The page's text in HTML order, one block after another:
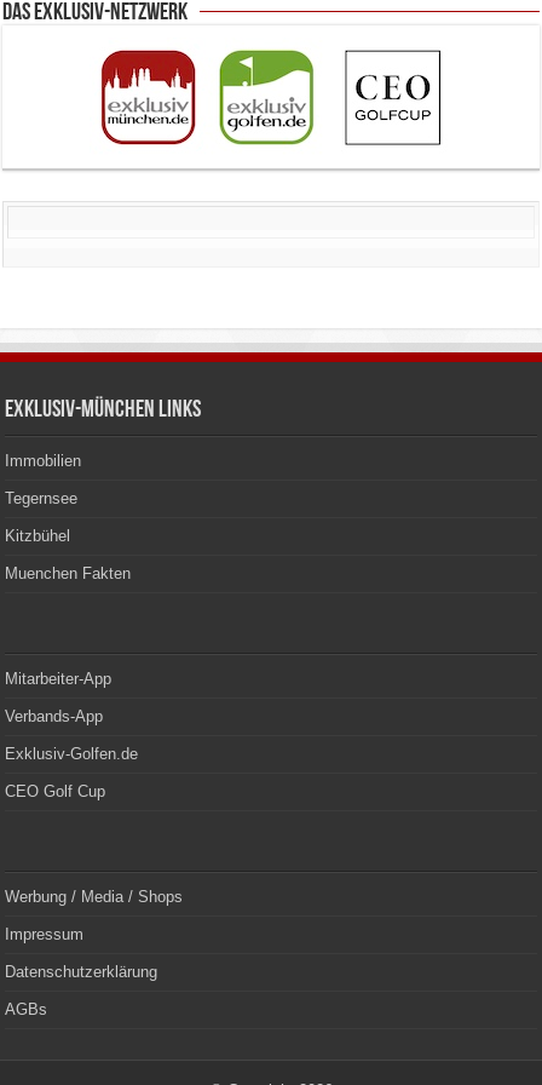
Das Exklusiv-Netzwerk
Exklusiv-München Links
Immobilien
Tegernsee
Kitzbühel
Muenchen Fakten
Mitarbeiter-App
Verbands-App
Exklusiv-Golfen.de
CEO Golf Cup
Werbung / Media / Shops
Impressum
Datenschutzerklärung
AGBs